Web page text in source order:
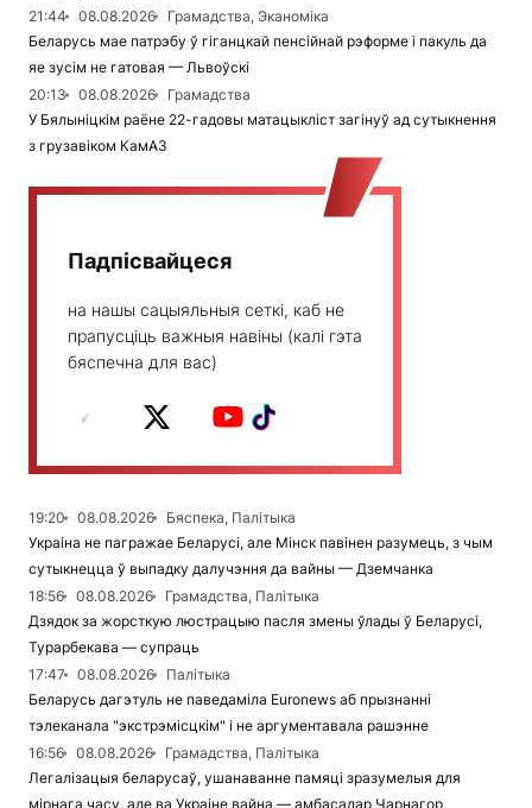
21:44
08.08.2026
Грамадства, Эканоміка
Беларусь мае патрэбу ў гіганцкай пенсійнай рэформе і пакуль да
яе зусім не гатовая — Львоўскі
20:13
08.08.2026
Грамадства
У Бялыніцкім раёне 22-гадовы матацыкліст загінуў ад сутыкнення
з грузавіком КамАЗ
Падпісвайцеся
на нашы сацыяльныя сеткі, каб не
прапусціць важныя навіны (калі гэта
бяспечна для вас)
19:20 08.08.2026
Бяспека, Палітыка
Украіна не пагражае Беларусі, але Мінск павінен разумець, з чым
сутыкнецца ў выпадку далучэння да вайны — Дземчанка
18:56
08.08.2026
Грамадства, Палітыка
Дзядок за жорсткую люстрацыю пасля змены ўлады ў Беларусі,
Турарбекава — супраць
17:47
08.08.2026
Палітыка
Беларусь дагэтуль не паведаміла Euronews аб прызнанні
тэлеканала "экстрэмісцкім" і не аргументавала рашэнне
16:56
08.08.2026
Грамадства, Палітыка
Легалізацыя беларусаў, ушанаванне памяці зразумелыя для
мірнага часу, але ва Украіне вайна — амбасадар Чарнагор